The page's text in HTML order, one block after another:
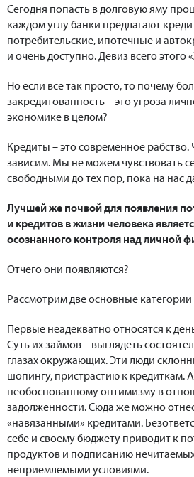
Сегодня попасть в долговую яму
каждом углу банки предлагают
потребительские, ипотечные и
и очень доступно. Девиз всего этого
Но если все так просто, то почему
закредитованность – это угроза
экономике в целом?
Кредиты – это современное рабство.
зависим. Мы не можем чувствовать
свободными до тех пор, пока на нас
Лучшей же почвой для появления
и кредитов в жизни человека
осознанного контроля над личной
Отчего они появляются?
Рассмотрим две основные
Первые неадекватно относятся к
Суть их займов – выглядеть
глазах окружающих. Эти люди
шопингу, пристрастию к кредиткам.
необоснованному оптимизму в
задолженности. Сюда же можно
«навязанными» кредитами.
себе и своему бюджету приводит к
продуктов и подписанию
неприемлемыми условиями.